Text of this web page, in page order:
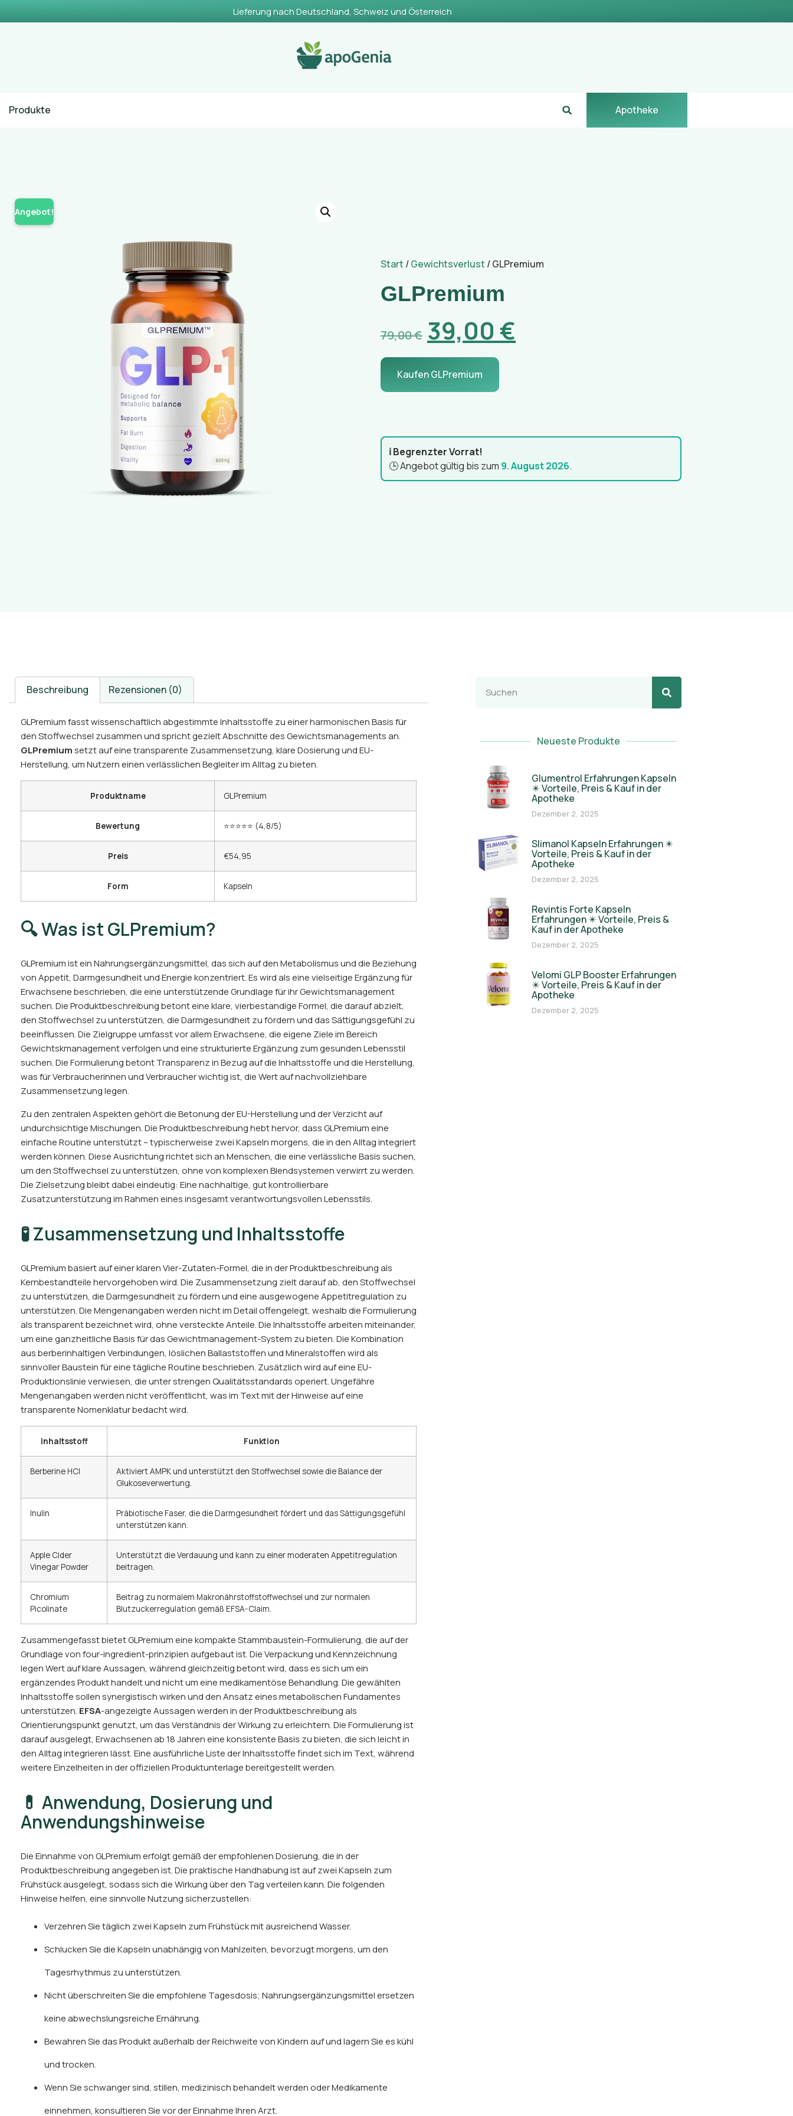
Lieferung nach Deutschland, Schweiz und Österreich
Produkte Apotheke
Angebot!
Start /Gewichtsverlust / GLPremium
GLPremium
79,00€ 39,00 €
Kaufen GLPremium
ℹ️ Begrenzter Vorrat!
🕒 Angebot gültig bis zum 9. August 2026.
Beschreibung Rezensionen (0)
GLPremium fasst wissenschaftlich abgestimmte Inhaltsstoffe zu einer harmonischen Basis für
den Stoffwechsel zusammen und spricht gezielt Abschnitte des Gewichtsmanagements an.
GLPremiumsetzt auf eine transparente Zusammensetzung, klare Dosierung und EU-
Herstellung, um Nutzern einen verlässlichen Begleiter im Alltag zu bieten.
Produktname GLPremium
Bewertung ⭐⭐⭐⭐⭐ (4,8/5)
Preis €54,95
Form Kapseln
🔍 Was ist GLPremium?
GLPremium ist ein Nahrungsergänzungsmittel, das sich auf den Metabolismus und die Beziehung
von Appetit, Darmgesundheit und Energie konzentriert. Es wird als eine vielseitige Ergänzung für
Erwachsene beschrieben, die eine unterstützende Grundlage für ihr Gewichtsmanagement
suchen. Die Produktbeschreibung betont eine klare, vierbestandige Formel, die darauf abzielt,
den Stoffwechsel zu unterstützen, die Darmgesundheit zu fördern und das Sättigungsgefühl zu
beeinflussen. Die Zielgruppe umfasst vor allem Erwachsene, die eigene Ziele im Bereich
Gewichtskmanagement verfolgen und eine strukturierte Ergänzung zum gesunden Lebensstil
suchen. Die Formulierung betont Transparenz in Bezug auf die Inhaltsstoffe und die Herstellung,
was für Verbraucherinnen und Verbraucher wichtig ist, die Wert auf nachvollziehbare
Zusammensetzung legen.
Zu den zentralen Aspekten gehört die Betonung der EU-Herstellung und der Verzicht auf
undurchsichtige Mischungen. Die Produktbeschreibung hebt hervor, dass GLPremium eine
einfache Routine unterstützt – typischerweise zwei Kapseln morgens, die in den Alltag integriert
werden können. Diese Ausrichtung richtet sich an Menschen, die eine verlässliche Basis suchen,
um den Stoffwechsel zu unterstützen, ohne von komplexen Blendsystemen verwirrt zu werden.
Die Zielsetzung bleibt dabei eindeutig: Eine nachhaltige, gut kontrollierbare
Zusatzunterstützung im Rahmen eines insgesamt verantwortungsvollen Lebensstils.
🧪 Zusammensetzung und Inhaltsstoffe
GLPremium basiert auf einer klaren Vier-Zutaten-Formel, die in der Produktbeschreibung als
Kernbestandteile hervorgehoben wird. Die Zusammensetzung zielt darauf ab, den Stoffwechsel
zu unterstützen, die Darmgesundheit zu fördern und eine ausgewogene Appetitregulation zu
unterstützen. Die Mengenangaben werden nicht im Detail offengelegt, weshalb die Formulierung
als transparent bezeichnet wird, ohne versteckte Anteile. Die Inhaltsstoffe arbeiten miteinander,
um eine ganzheitliche Basis für das Gewichtmanagement-System zu bieten. Die Kombination
aus berberinhaltigen Verbindungen, löslichen Ballaststoffen und Mineralstoffen wird als
sinnvoller Baustein für eine tägliche Routine beschrieben. Zusätzlich wird auf eine EU-
Produktionslinie verwiesen, die unter strengen Qualitätsstandards operiert. Ungefähre
Mengenangaben werden nicht veröffentlicht, was im Text mit der Hinweise auf eine
transparente Nomenklatur bedacht wird.
Inhaltsstoff Funktion
Berberine HCl
Aktiviert AMPK und unterstützt den Stoffwechsel sowie die Balance der
Glukoseverwertung.
Inulin
Präbiotische Faser, die die Darmgesundheit fördert und das Sättigungsgefühl
unterstützen kann.
Apple Cider
Vinegar Powder
Unterstützt die Verdauung und kann zu einer moderaten Appetitregulation
beitragen.
Chromium
Picolinate
Beitrag zu normalem Makronährstoffstoffwechsel und zur normalen
Blutzuckerregulation gemäß EFSA-Claim.
Zusammengefasst bietet GLPremium eine kompakte Stammbaustein-Formulierung, die auf der
Grundlage von four-ingredient-prinzipien aufgebaut ist. Die Verpackung und Kennzeichnung
legen Wert auf klare Aussagen, während gleichzeitig betont wird, dass es sich um ein
ergänzendes Produkt handelt und nicht um eine medikamentöse Behandlung. Die gewählten
Inhaltsstoffe sollen synergistisch wirken und den Ansatz eines metabolischen Fundamentes
unterstützen. EFSA-angezeigte Aussagen werden in der Produktbeschreibung als
Orientierungspunkt genutzt, um das Verständnis der Wirkung zu erleichtern. Die Formulierung ist
darauf ausgelegt, Erwachsenen ab 18 Jahren eine konsistente Basis zu bieten, die sich leicht in
den Alltag integrieren lässt. Eine ausführliche Liste der Inhaltsstoffe findet sich im Text, während
weitere Einzelheiten in der offiziellen Produktunterlage bereitgestellt werden.
💊 Anwendung, Dosierung und
Anwendungshinweise
Die Einnahme von GLPremium erfolgt gemäß der empfohlenen Dosierung, die in der
Produktbeschreibung angegeben ist. Die praktische Handhabung ist auf zwei Kapseln zum
Frühstück ausgelegt, sodass sich die Wirkung über den Tag verteilen kann. Die folgenden
Hinweise helfen, eine sinnvolle Nutzung sicherzustellen:
Verzehren Sie täglich zwei Kapseln zum Frühstück mit ausreichend Wasser.
Schlucken Sie die Kapseln unabhängig von Mahlzeiten, bevorzugt morgens, um den
Tagesrhythmus zu unterstützen.
Nicht überschreiten Sie die empfohlene Tagesdosis; Nahrungsergänzungsmittel ersetzen
keine abwechslungsreiche Ernährung.
Bewahren Sie das Produkt außerhalb der Reichweite von Kindern auf und lagern Sie es kühl
und trocken.
Wenn Sie schwanger sind, stillen, medizinisch behandelt werden oder Medikamente
einnehmen, konsultieren Sie vor der Einnahme Ihren Arzt.
Neueste Produkte
Glumentrol Erfahrungen Kapseln
✴️ Vorteile, Preis & Kauf in der
Apotheke
Dezember 2, 2025
Slimanol Kapseln Erfahrungen ✴️
Vorteile, Preis & Kauf in der
Apotheke
Dezember 2, 2025
Revintis Forte Kapseln
Erfahrungen ✴️ Vorteile, Preis &
Kauf in der Apotheke
Dezember 2, 2025
Velomi GLP Booster Erfahrungen
✴️ Vorteile, Preis & Kauf in der
Apotheke
Dezember 2, 2025